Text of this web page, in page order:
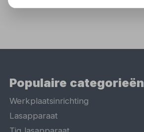
Populaire categorieën
Werkplaatsinrichting
Lasapparaat